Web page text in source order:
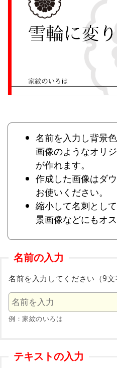
名前を入力し背景
画像のようなオリ
が作れます。
作成した画像はダ
お使いください。
縮小して名刺とし
景画像などにもオス
名前の入力
名前を入力してください（9文
例：家紋のいろは
テキストの入力